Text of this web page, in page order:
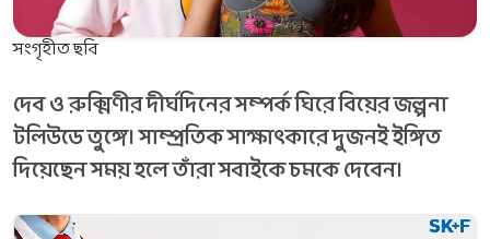
সংগৃহীত ছবি
দেব ও রুক্মিণীর দীর্ঘদিনের সম্পর্ক ঘিরে বিয়ের জল্পনা
টলিউডে তুঙ্গে। সাম্প্রতিক সাক্ষাৎকারে দুজনই ইঙ্গিত
দিয়েছেন সময় হলে তাঁরা সবাইকে চমকে দেবেন।